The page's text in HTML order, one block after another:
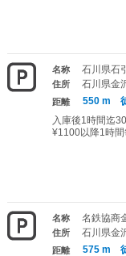
名称 石川県石
住所 石川県金
距離
550 m
入庫後1時間迄
¥1100以降1時
名称 名鉄協商
住所 石川県金
距離
575 m